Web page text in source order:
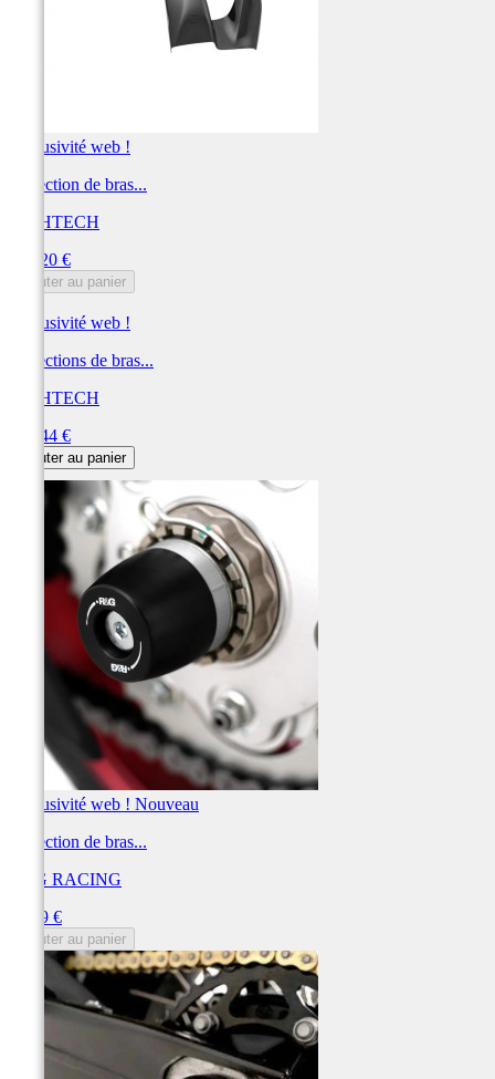
Exclusivité web !
Protection de bras...
LIGHTECH
262,20 €
Ajouter au panier
Exclusivité web !
Protections de bras...
LIGHTECH
259,44 €
Ajouter au panier
Exclusivité web ! Nouveau
Protection de bras...
R&G RACING
77,99 €
Ajouter au panier